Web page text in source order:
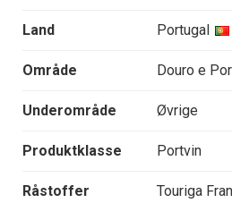
Land Portugal
Område Douro e
Underområde Øvrige
Produktklasse Portvin
Råstoffer
Touriga